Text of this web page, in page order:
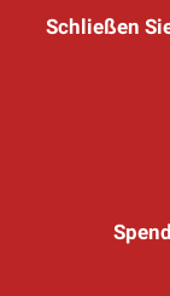
Schließen